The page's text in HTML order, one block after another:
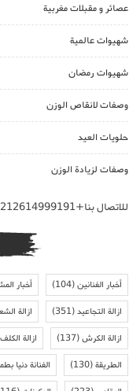
عصائر و مقبلات مغربية
شهيوات عالمية
شهيوات رمضان
وصفات لانقاص الوزن
حلويات العيد
وصفات لزيادة الوزن
للاتصال بنا+212614999191
أخبار الفنانين(104) أخبار
ازالة التجاعيد(351) ازالة
ازالة الكرش(137) ازالة الكلف
الطريقة(130) الفنانة دنيا